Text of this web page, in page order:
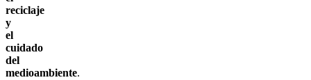
reciclaje
y
el
cuidado
del
medioambiente.